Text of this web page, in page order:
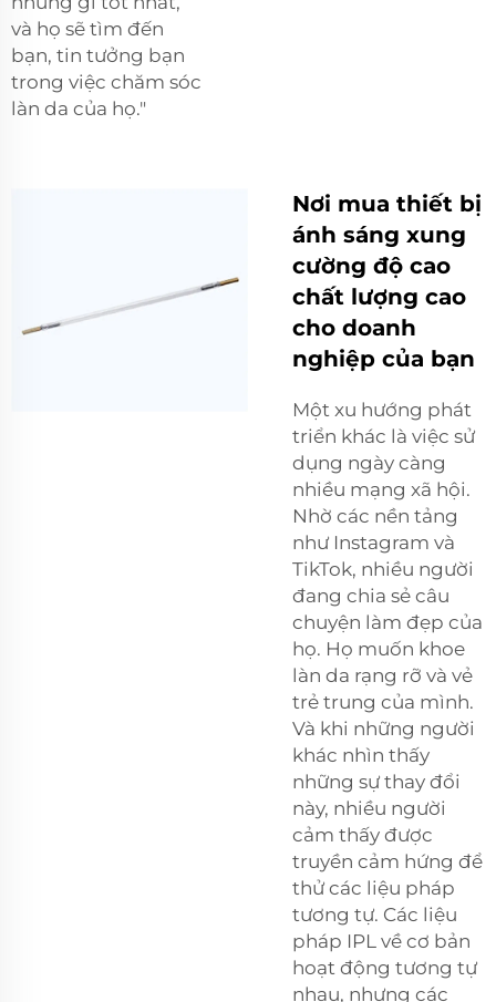
và họ sẽ tìm đến
bạn, tin tưởng bạn
trong việc chăm sóc
làn da của họ."
Nơi mua thiết bị
ánh sáng xung
cường độ cao
chất lượng cao
cho doanh
nghiệp của bạn
Một xu hướng phát
triển khác là việc sử
dụng ngày càng
nhiều mạng xã hội.
Nhờ các nền tảng
như Instagram và
TikTok, nhiều người
đang chia sẻ câu
chuyện làm đẹp của
họ. Họ muốn khoe
làn da rạng rỡ và vẻ
trẻ trung của mình.
Và khi những người
khác nhìn thấy
những sự thay đổi
này, nhiều người
cảm thấy được
truyền cảm hứng để
thử các liệu pháp
tương tự. Các liệu
pháp IPL về cơ bản
hoạt động tương tự
nhau, nhưng các